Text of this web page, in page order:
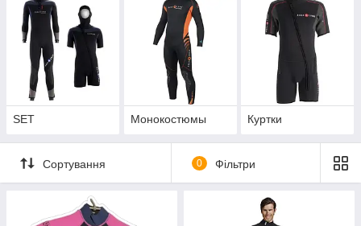
SET Монокостюмы Куртки
Сортування 0 Фільтри